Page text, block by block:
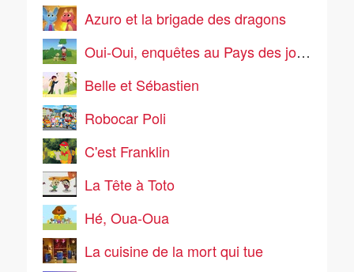
Azuro et la brigade des dragons
Oui-Oui, enquêtes au Pays des jouets
Belle et Sébastien
Robocar Poli
C'est Franklin
La Tête à Toto
Hé, Oua-Oua
La cuisine de la mort qui tue